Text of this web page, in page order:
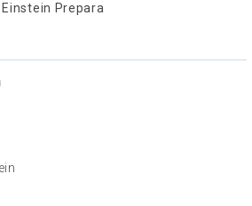
Einstein Prepara